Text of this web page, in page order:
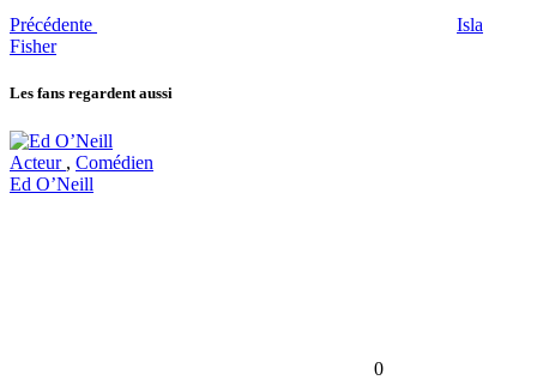
Précédente
Isla
Fisher
Les fans regardent aussi
Acteur , Comédien
Ed O’Neill
0